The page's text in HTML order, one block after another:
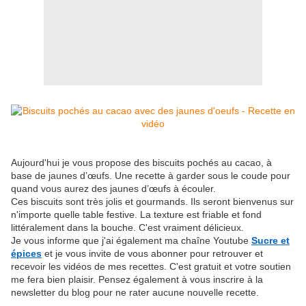
Aujourd'hui je vous propose des biscuits pochés au cacao, à
base de jaunes d’œufs. Une recette à garder sous le coude pour
quand vous aurez des jaunes d’œufs à écouler.
Ces biscuits sont très jolis et gourmands. Ils seront bienvenus sur
n'importe quelle table festive. La texture est friable et fond
littéralement dans la bouche. C'est vraiment délicieux.
Je vous informe que j'ai également ma chaîne Youtube Sucre et
épices et je vous invite de vous abonner pour retrouver et
recevoir les vidéos de mes recettes. C'est gratuit et votre soutien
me fera bien plaisir. Pensez également à vous inscrire à la
newsletter du blog pour ne rater aucune nouvelle recette.